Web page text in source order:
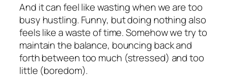
And it can feel like wasting when we are too
busy hustling. Funny, but doing nothing also
feels like a waste of time. Somehow we try to
maintain the balance, bouncing back and
forth between too much (stressed) and too
little (boredom).